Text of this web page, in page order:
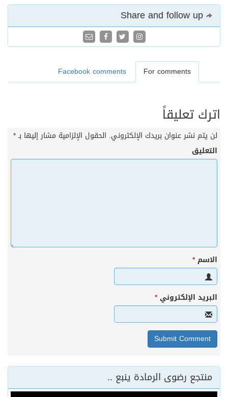
For comments
Facebook comments
اترك تعليقاً
لن يتم نشر عنوان بريدك الإلكتروني. الحقول الإلزامية مشار إليها بـ*
التعليق
الاسم*
البريد الإلكتروني*
منتجع رضوى الرمادة ينبع ..